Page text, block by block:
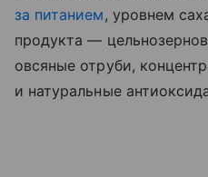
за питанием, уровнем
продукта —
овсяные отруби,
и натуральные